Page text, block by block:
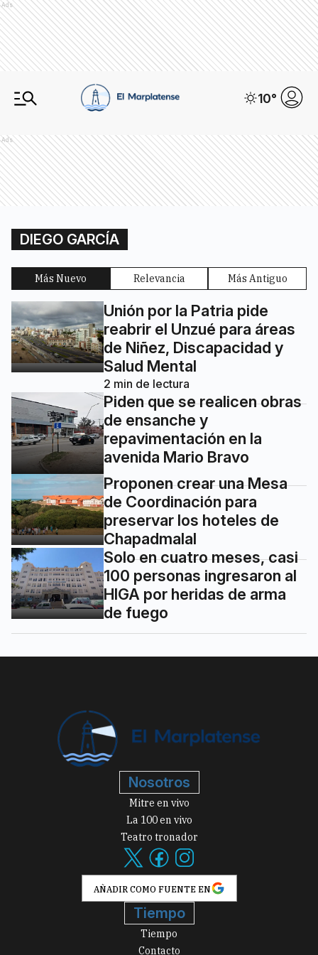
Ads
10°
Ads
DIEGO GARCÍA
Más Nuevo Relevancia Más Antiguo
Unión por la Patria pide
reabrir el Unzué para áreas
de Niñez, Discapacidad y
Salud Mental
2 min de lectura
Piden que se realicen obras
de ensanche y
repavimentación en la
avenida Mario Bravo
Proponen crear una Mesa
de Coordinación para
preservar los hoteles de
Chapadmalal
Solo en cuatro meses, casi
100 personas ingresaron al
HIGA por heridas de arma
de fuego
Nosotros
Mitre en vivo
La 100 en vivo
Teatro tronador
AÑADIR COMO FUENTE EN
Tiempo
Tiempo
Contacto